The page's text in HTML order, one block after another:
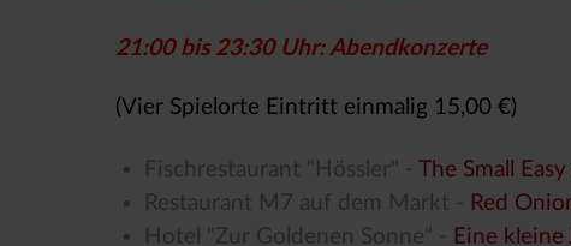
21:00 bis 23:30 Uhr: Abendkonzerte
(Vier Spielorte Eintritt einmalig 15,00 €)
Fischrestaurant "Hössler" - The Small
Restaurant M7 auf dem Markt - Red
Hotel "Zur Goldenen Sonne" - Eine kleine